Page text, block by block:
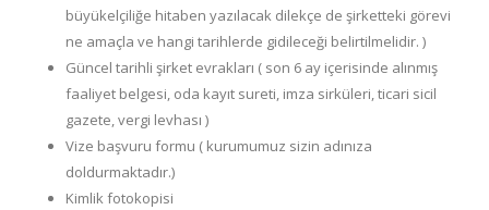
büyükelçiliğe hitaben yazılacak dilekçe de şirketteki görevi
ne amaçla ve hangi tarihlerde gidileceği belirtilmelidir. )
Güncel tarihli şirket evrakları ( son 6 ay içerisinde alınmış
faaliyet belgesi, oda kayıt sureti, imza sirküleri, ticari sicil
gazete, vergi levhası )
Vize başvuru formu ( kurumumuz sizin adınıza
doldurmaktadır.)
Kimlik fotokopisi